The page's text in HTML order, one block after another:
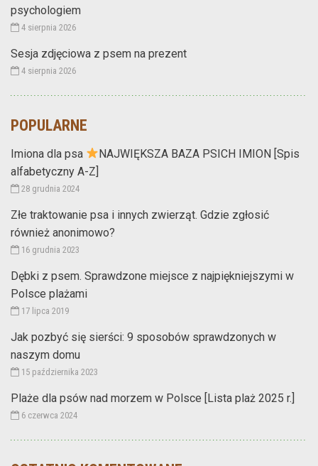
psychologiem
4 sierpnia 2026
Sesja zdjęciowa z psem na prezent
4 sierpnia 2026
POPULARNE
Imiona dla psa
NAJWIĘKSZA BAZA PSICH IMION [Spis
alfabetyczny A-Z]
28 grudnia 2024
Złe traktowanie psa i innych zwierząt. Gdzie zgłosić
również anonimowo?
16 grudnia 2023
Dębki z psem. Sprawdzone miejsce z najpiękniejszymi w
Polsce plażami
17 lipca 2019
Jak pozbyć się sierści: 9 sposobów sprawdzonych w
naszym domu
15 października 2023
Plaże dla psów nad morzem w Polsce [Lista plaż 2025 r.]
6 czerwca 2024